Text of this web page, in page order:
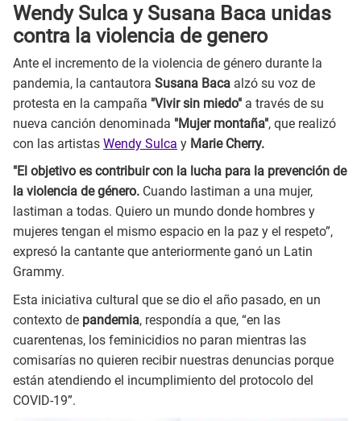
Wendy Sulca y Susana Baca unidas
contra la violencia de genero
Ante el incremento de la violencia de género durante la
pandemia, la cantautora Susana Baca alzó su voz de
protesta en la campaña "Vivir sin miedo" a través de su
nueva canción denominada "Mujer montaña", que realizó
con las artistas Wendy Sulca y Marie Cherry.
"El objetivo es contribuir con la lucha para la prevención de
la violencia de género. Cuando lastiman a una mujer,
lastiman a todas. Quiero un mundo donde hombres y
mujeres tengan el mismo espacio en la paz y el respeto”,
expresó la cantante que anteriormente ganó un Latin
Grammy.
Esta iniciativa cultural que se dio el año pasado, en un
contexto de pandemia, respondía a que, “en las
cuarentenas, los feminicidios no paran mientras las
comisarías no quieren recibir nuestras denuncias porque
están atendiendo el incumplimiento del protocolo del
COVID-19”.